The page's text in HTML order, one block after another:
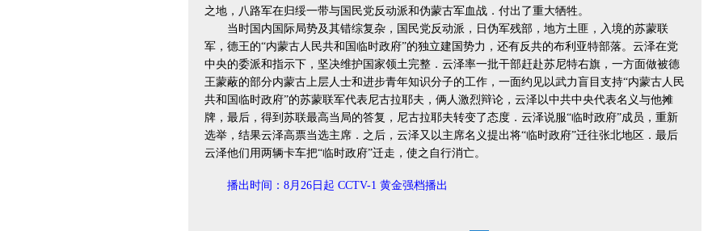
之地，八路军在归绥一带与国民党反动派和伪蒙古军血战．付出了重大牺牲。
当时国内国际局势及其错综复杂，国民党反动派，日伪军残部，地方土匪，入境的苏蒙联
军，德王的“内蒙古人民共和国临时政府”的独立建国势力，还有反共的布利亚特部落。云泽在党
中央的委派和指示下，坚决维护国家领土完整．云泽率一批干部赶赴苏尼特右旗，一方面做被德
王蒙蔽的部分内蒙古上层人士和进步青年知识分子的工作，一面约见以武力盲目支持“内蒙古人民
共和国临时政府”的苏蒙联军代表尼古拉耶夫，俩人激烈辩论，云泽以中共中央代表名义与他摊
牌，最后，得到苏联最高当局的答复，尼古拉耶夫转变了态度．云泽说服“临时政府”成员，重新
选举，结果云泽高票当选主席．之后，云泽又以主席名义提出将“临时政府”迁往张北地区．最后
云泽他们用两辆卡车把“临时政府”迁走，使之自行消亡。
播出时间：8月26日起 CCTV-1 黄金强档播出